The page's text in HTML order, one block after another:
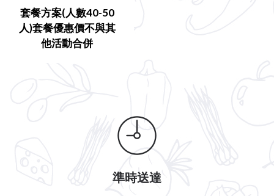
套餐方案(人數40-50
人)套餐優惠價不與其
他活動合併
準時送達